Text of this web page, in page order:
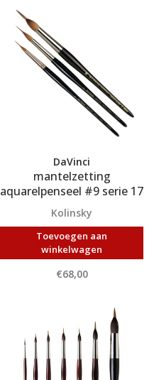
DaVinci
mantelzetting
aquarelpenseel #9 serie 17
Kolinsky
Toevoegen aan
winkelwagen
€68,00